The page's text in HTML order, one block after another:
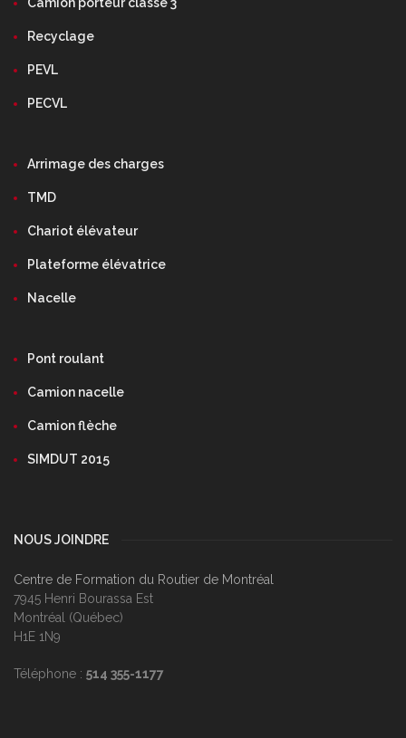
Recyclage
PEVL
PECVL
Arrimage des charges
TMD
Chariot élévateur
Plateforme élévatrice
Nacelle
Pont roulant
Camion nacelle
Camion flèche
SIMDUT 2015
NOUS JOINDRE
Centre de Formation du Routier de Montréal
7945 Henri Bourassa Est
Montréal (Québec)
H1E 1N9
Téléphone : 514 355-1177